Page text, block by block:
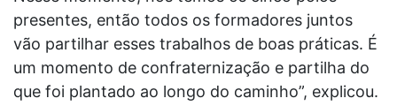
presentes, então todos os formadores juntos
vão partilhar esses trabalhos de boas práticas. É
um momento de confraternização e partilha do
que foi plantado ao longo do caminho”, explicou.